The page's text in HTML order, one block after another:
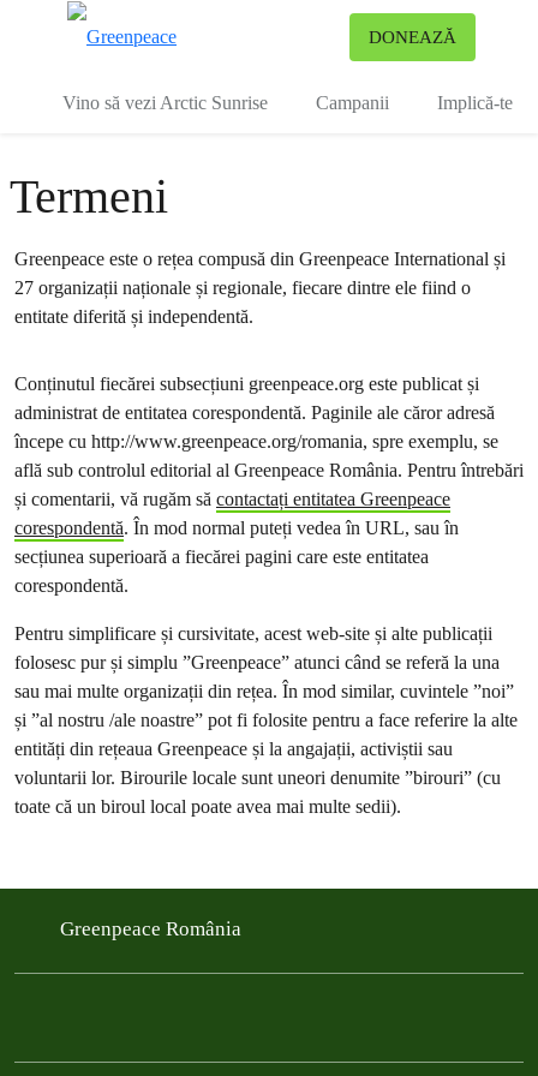
DONEAZĂ
Vino să vezi Arctic Sunrise Campanii Implică-te
Termeni
Greenpeace este o rețea compusă din Greenpeace International și
27 organizații naționale și regionale, fiecare dintre ele fiind o
entitate diferită și independentă.
Conținutul fiecărei subsecțiuni greenpeace.org este publicat și
administrat de entitatea corespondentă. Paginile ale căror adresă
începe cu http://www.greenpeace.org/romania, spre exemplu, se
află sub controlul editorial al Greenpeace România. Pentru întrebări
și comentarii, vă rugăm să contactați entitatea Greenpeace
corespondentă. În mod normal puteți vedea în URL, sau în
secțiunea superioară a fiecărei pagini care este entitatea
corespondentă.
Pentru simplificare și cursivitate, acest web-site și alte publicații
folosesc pur și simplu ”Greenpeace” atunci când se referă la una
sau mai multe organizații din rețea. În mod similar, cuvintele ”noi”
și ”al nostru /ale noastre” pot fi folosite pentru a face referire la alte
entități din rețeaua Greenpeace și la angajații, activiștii sau
voluntarii lor. Birourile locale sunt uneori denumite ”birouri” (cu
toate că un biroul local poate avea mai multe sedii).
Greenpeace România